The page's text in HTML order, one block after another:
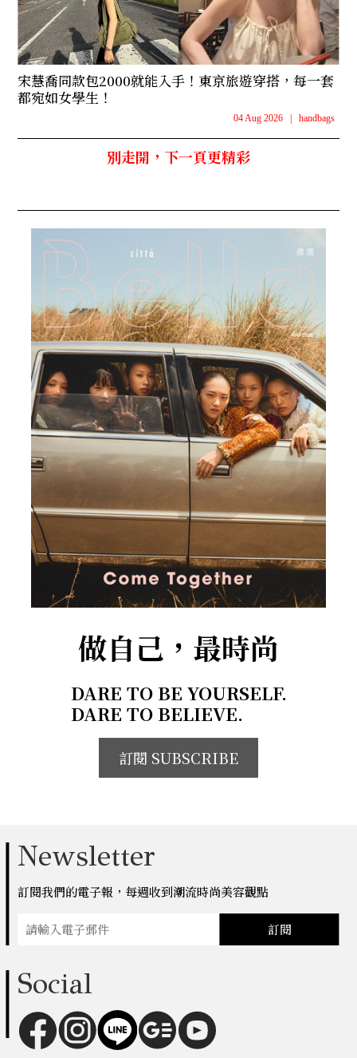
宋慧喬同款包2000就能入手！東京旅遊穿搭，每一套
都宛如女學生！
04 Aug 2026 handbags
別走開，下一頁更精彩
做自己，最時尚
DARE TO BE YOURSELF.
DARE TO BELIEVE.
訂閱 SUBSCRIBE
Newsletter
訂閱我們的電子報，每週收到潮流時尚美容觀點
訂閱
Social